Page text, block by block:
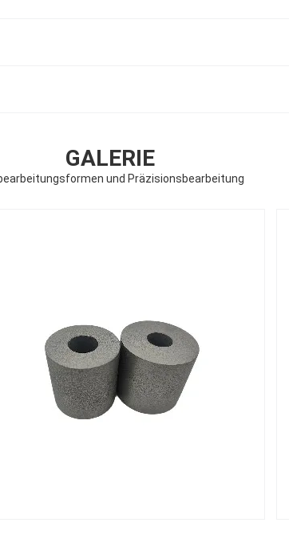
GALERIE
und Präzisionsbearbeitung